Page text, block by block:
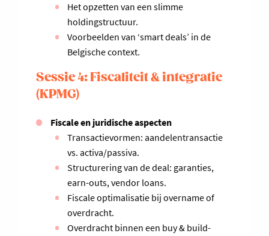
Het opzetten van een slimme
holdingstructuur.
Voorbeelden van ‘smart deals’ in de
Belgische context.
Sessie 4: Fiscaliteit & integratie
(KPMG)
Fiscale en juridische aspecten
Transactievormen: aandelentransactie
vs. activa/passiva.
Structurering van de deal: garanties,
earn-outs, vendor loans.
Fiscale optimalisatie bij overname of
overdracht.
Overdracht binnen een buy & build-